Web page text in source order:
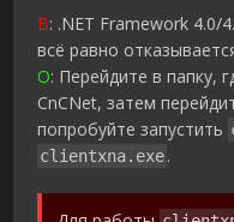
В: .NET Framework 4.0/
всё равно
О: Перейдите в папку,
CnCNet, затем
попробуйте запустить
clientxna.exe.